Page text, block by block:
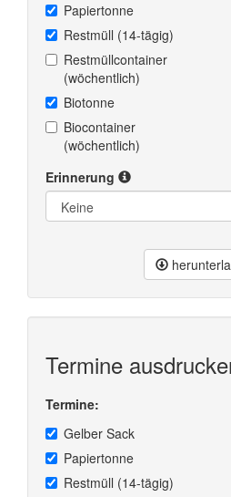
Papiertonne
Restmüll (14-tägig)
Restmüllcontainer
(wöchentlich)
Biotonne
Biocontainer
(wöchentlich)
Erinnerung
Termine
Termine:
Gelber Sack
Papiertonne
Restmüll (14-tägig)